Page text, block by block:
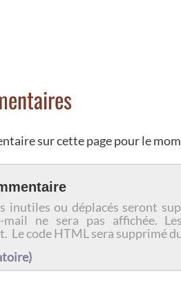
sur cette page pour le
inutiles ou déplacés seront
mail ne sera pas affichée.
Le code HTML sera supprimé